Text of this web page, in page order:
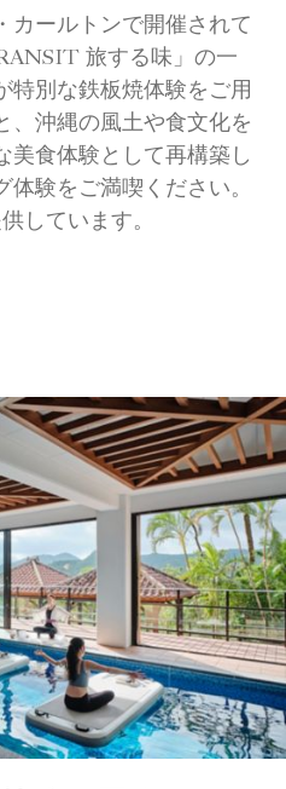
カールトンで開催されて
旅する味」の一
特別な鉄板焼体験をご用
、沖縄の風土や食文化を
美食体験として再構築し
験をご満喫ください。
しています。